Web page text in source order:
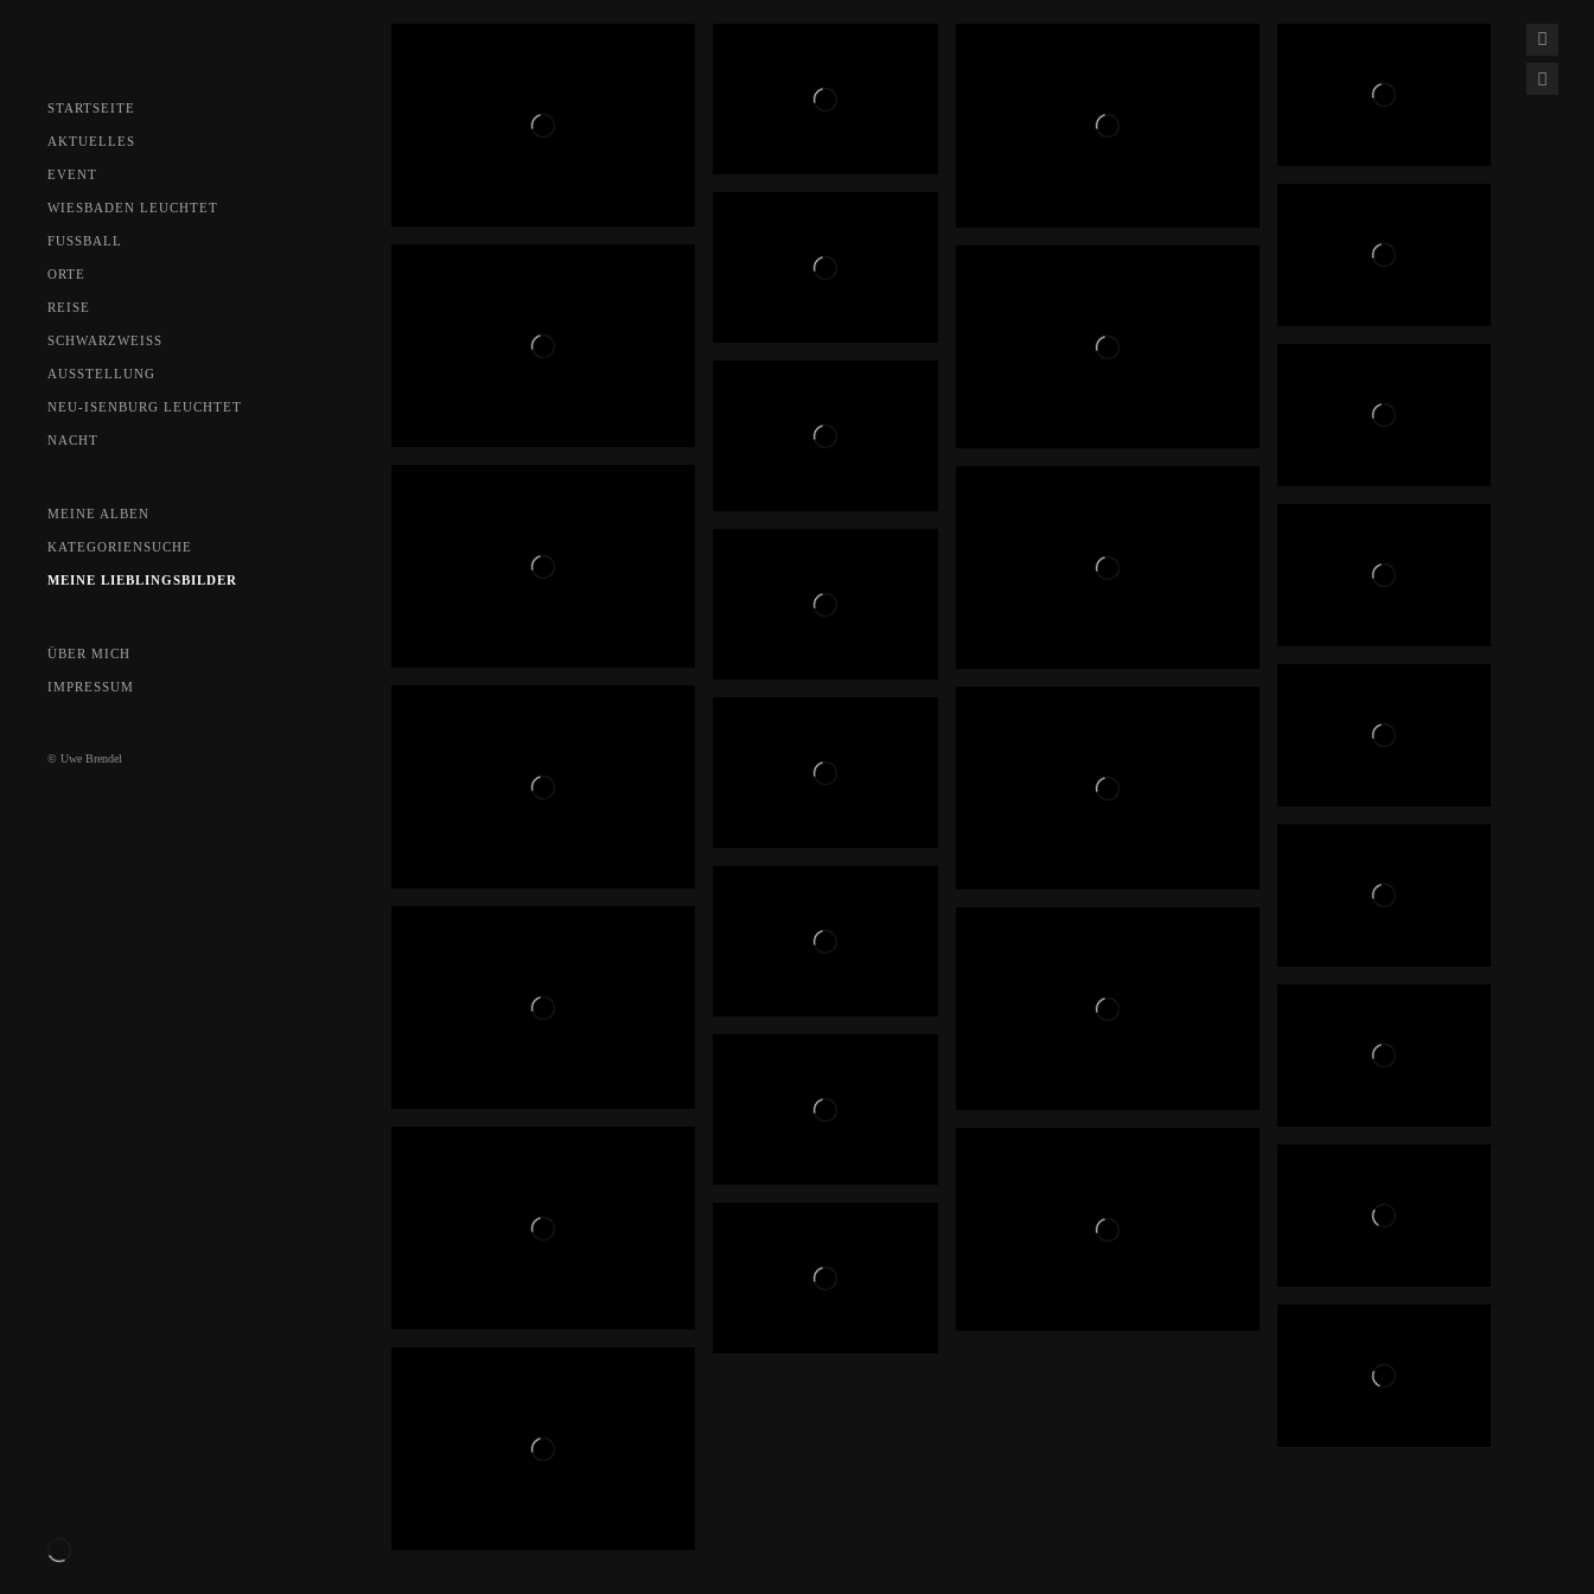
STARTSEITE
AKTUELLES
EVENT
WIESBADEN LEUCHTET
FUSSBALL
ORTE
REISE
SCHWARZWEISS
AUSSTELLUNG
NEU-ISENBURG LEUCHTET
NACHT
MEINE ALBEN
KATEGORIENSUCHE
MEINE LIEBLINGSBILDER
ÜBER MICH
IMPRESSUM
© Uwe Brendel